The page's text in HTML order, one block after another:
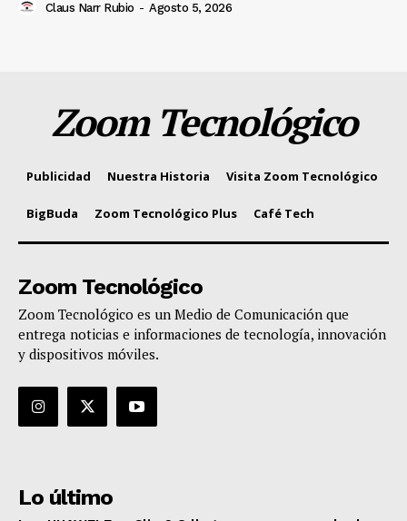
Claus Narr Rubio - Agosto 5, 2026
Zoom Tecnológico
Publicidad Nuestra Historia Visita Zoom Tecnológico
BigBuda Zoom Tecnológico Plus Café Tech
Zoom Tecnológico
Zoom Tecnológico es un Medio de Comunicación que
entrega noticias e informaciones de tecnología, innovación
y dispositivos móviles.
Lo último